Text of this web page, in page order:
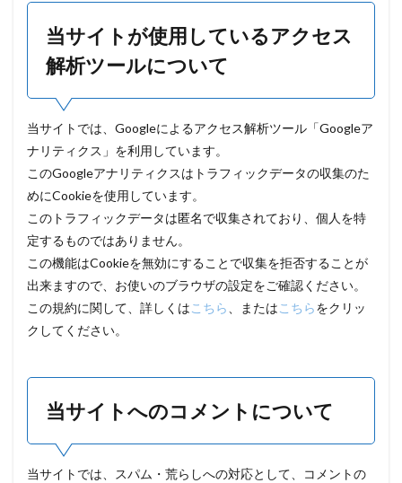
当サイトが使用しているアクセス
解析ツールについて
当サイトでは、Googleによるアクセス解析ツール「Googleア
ナリティクス」を利用しています。
このGoogleアナリティクスはトラフィックデータの収集のた
めにCookieを使用しています。
このトラフィックデータは匿名で収集されており、個人を特
定するものではありません。
この機能はCookieを無効にすることで収集を拒否することが
出来ますので、お使いのブラウザの設定をご確認ください。
この規約に関して、詳しくはこちら 、またはこちらをクリッ
クしてください。
当サイトへのコメントについて
当サイトでは、スパム・荒らしへの対応として、コメントの